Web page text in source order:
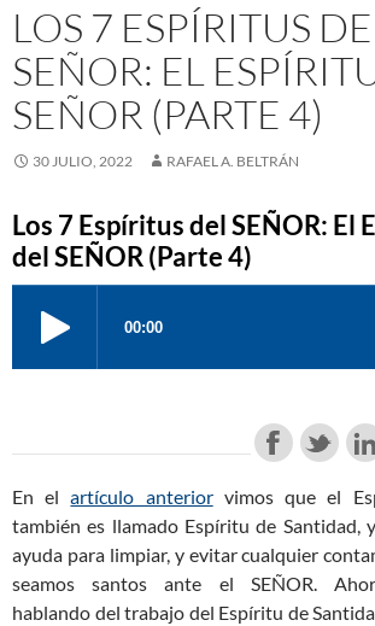
LOS 7 ESPÍRITUS
SEÑOR: EL
SEÑOR (PARTE 4)
30 JULIO, 2022 RAFAEL A. BELTRÁN
Los 7 Espíritus del SEÑOR: El
del SEÑOR (Parte 4)
En elartículo anteriorvimos que el
también es llamado Espíritu de Santidad,
ayuda para limpiar, y evitar cualquier
seamos santos ante el SEÑOR.
hablando del trabajo del Espíritu de